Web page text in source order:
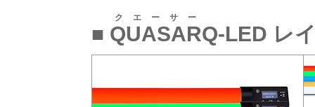
■ QUASAR
クエーサー
Q-LED レ